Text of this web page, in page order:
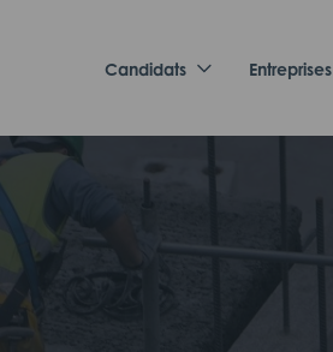
Candidats Entreprises